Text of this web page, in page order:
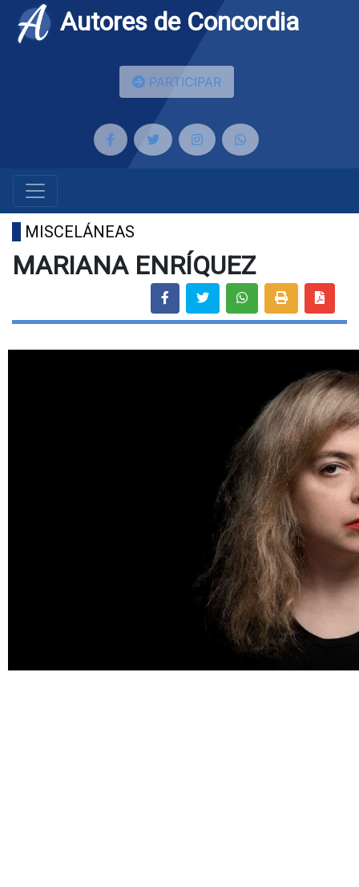
Autores de Concordia
PARTICIPAR
MISCELÁNEAS
MARIANA ENRÍQUEZ